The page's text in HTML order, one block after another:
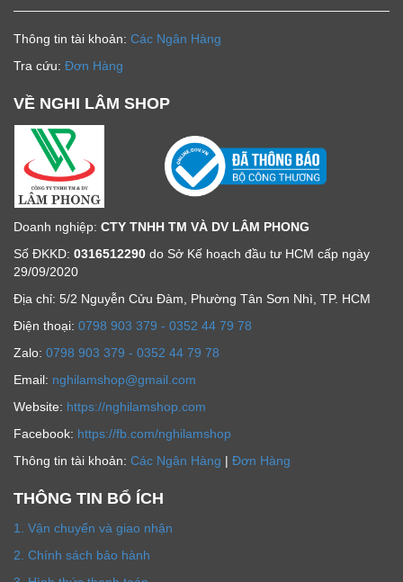
Thông tin tài khoản: Các Ngân Hàng
Tra cứu: Đơn Hàng
VỀ NGHI LÂM SHOP
Doanh nghiệp: CTY TNHH TM VÀ DV LÂM PHONG
Số ĐKKD: 0316512290 do Sở Kế hoạch đầu tư HCM cấp ngày
29/09/2020
Địa chỉ: 5/2 Nguyễn Cửu Đàm, Phường Tân Sơn Nhì, TP. HCM
Ðiện thoại: 0798 903 379 - 0352 44 79 78
Zalo: 0798 903 379 - 0352 44 79 78
Email: nghilamshop@gmail.com
Website: https://nghilamshop.com
Facebook: https://fb.com/nghilamshop
Thông tin tài khoản: Các Ngân Hàng | Đơn Hàng
THÔNG TIN BỔ ÍCH
1. Vận chuyển và giao nhận
2. Chính sách bảo hành